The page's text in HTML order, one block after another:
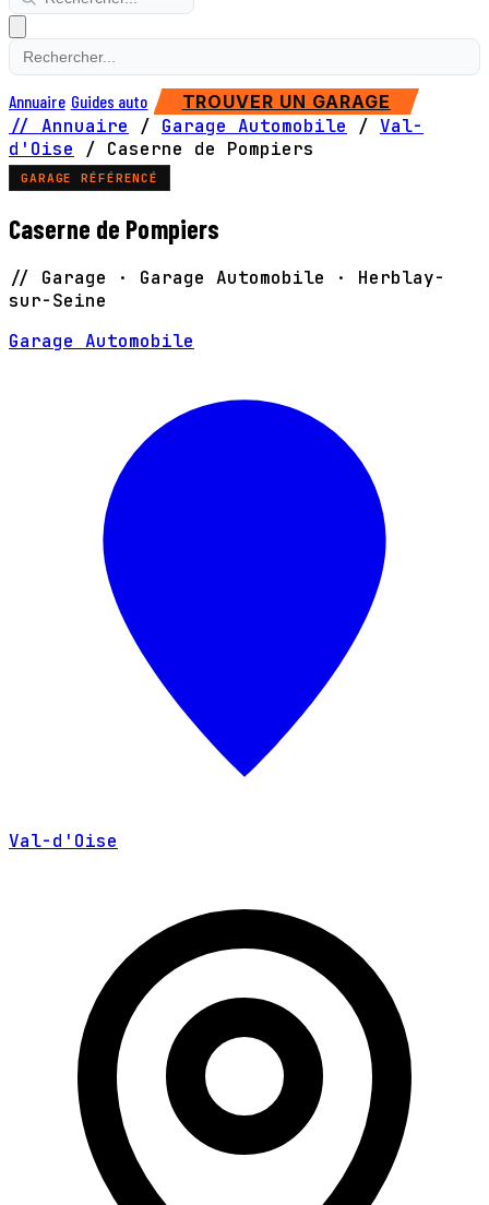
Annuaire Guides auto TROUVER UN GARAGE
// Annuaire / Garage Automobile / Val-
d'Oise
/ Caserne de Pompiers
GARAGE RÉFÉRENCÉ
Caserne de Pompiers
// Garage · Garage Automobile · Herblay-
sur-Seine
Garage Automobile
Val-d'Oise